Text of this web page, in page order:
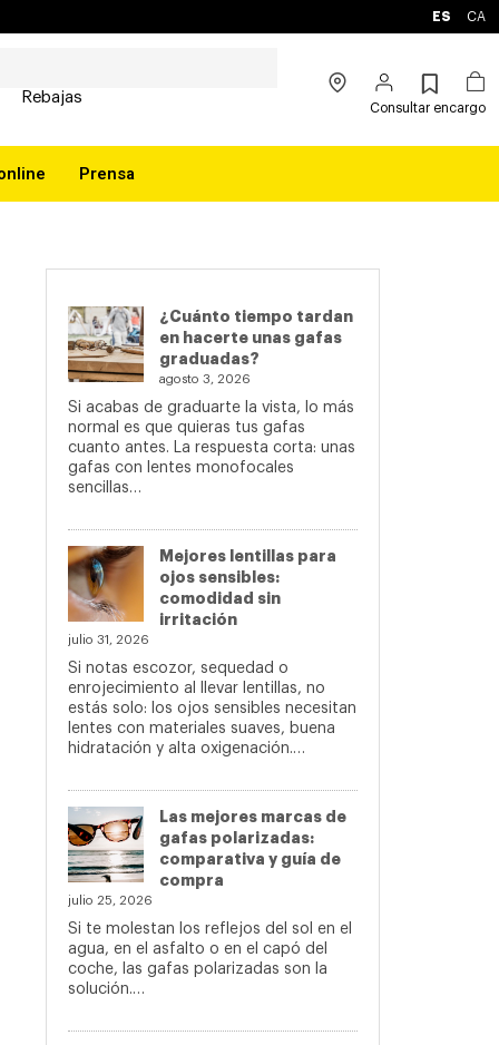
ES CA
Rebajas
Consultar encargo
Prensa
¿Cuánto tiempo tardan
en hacerte unas gafas
graduadas?
agosto 3, 2026
Si acabas de graduarte la vista, lo más
normal es que quieras tus gafas
cuanto antes. La respuesta corta: unas
gafas con lentes monofocales
sencillas…
Mejores lentillas para
ojos sensibles:
comodidad sin
irritación
julio 31, 2026
Si notas escozor, sequedad o
enrojecimiento al llevar lentillas, no
estás solo: los ojos sensibles necesitan
lentes con materiales suaves, buena
hidratación y alta oxigenación.…
Las mejores marcas de
gafas polarizadas:
comparativa y guía de
compra
julio 25, 2026
Si te molestan los reflejos del sol en el
agua, en el asfalto o en el capó del
coche, las gafas polarizadas son la
solución.…